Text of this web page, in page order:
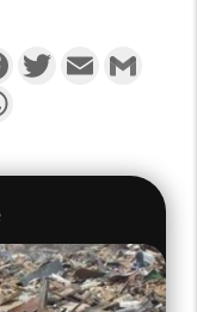
FacebookTwitterEmail